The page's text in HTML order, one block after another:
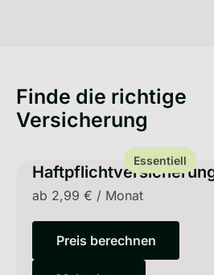
Finde die richtige
Versicherung
Essentiell
ab 2,99 € / Monat
Preis berechnen
Preis berechnen